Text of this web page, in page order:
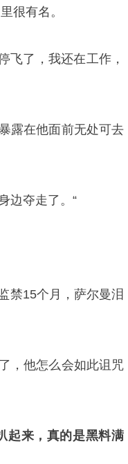
很有名。
飞了，我还在工作，
露在他面前无处可去
边夺走了。“
禁15个月，萨尔曼泪
，他怎么会如此诅咒
起来，真的是黑料满